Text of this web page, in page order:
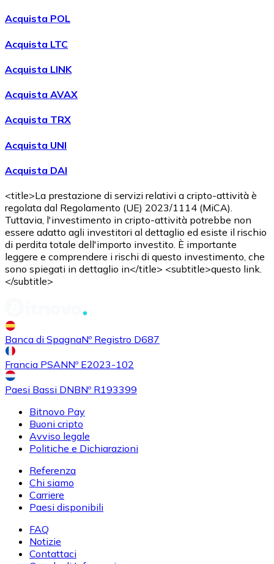
Acquista POL
Acquista LTC
Acquista LINK
Acquista AVAX
Acquista TRX
Acquista UNI
Acquista DAI
<title>La prestazione di servizi relativi a cripto-attività è
regolata dal Regolamento (UE) 2023/1114 (MiCA).
Tuttavia, l'investimento in cripto-attività potrebbe non
essere adatto agli investitori al dettaglio ed esiste il rischio
di perdita totale dell'importo investito. È importante
leggere e comprendere i rischi di questo investimento, che
sono spiegati in dettaglio in</title> <subtitle>questo link.
</subtitle>
Banca di SpagnaNº Registro D687
Francia PSANNº E2023-102
Paesi Bassi DNBNº R193399
Bitnovo Pay
Buoni cripto
Avviso legale
Politiche e Dichiarazioni
Referenza
Chi siamo
Carriere
Paesi disponibili
FAQ
Notizie
Contattaci